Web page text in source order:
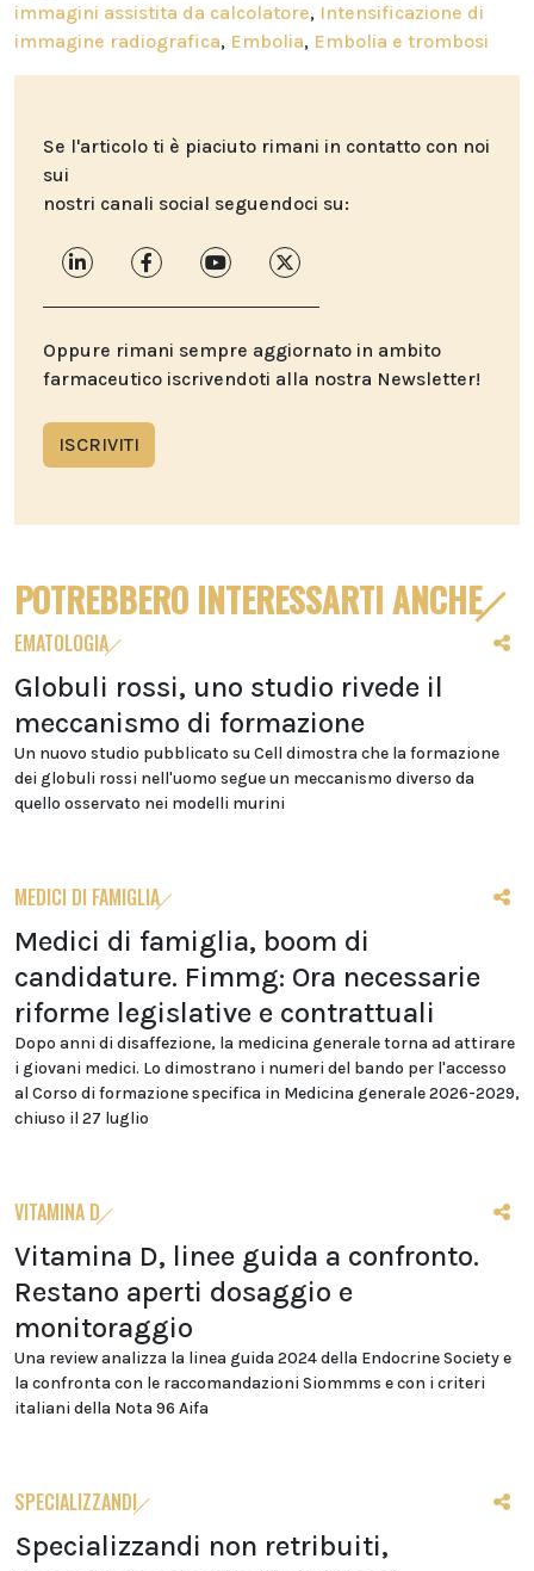
immagini assistita da calcolatore, Intensificazione di
immagine radiografica, Embolia, Embolia e trombosi
Se l'articolo ti è piaciuto rimani in contatto con noi
sui
nostri canali social seguendoci su:
Oppure rimani sempre aggiornato in ambito
farmaceutico iscrivendoti alla nostra Newsletter!
ISCRIVITI
POTREBBERO INTERESSARTI ANCHE
EMATOLOGIA
Globuli rossi, uno studio rivede il
meccanismo di formazione
Un nuovo studio pubblicato su Cell dimostra che la formazione
dei globuli rossi nell'uomo segue un meccanismo diverso da
quello osservato nei modelli murini
MEDICI DI FAMIGLIA
Medici di famiglia, boom di
candidature. Fimmg: Ora necessarie
riforme legislative e contrattuali
Dopo anni di disaffezione, la medicina generale torna ad attirare
i giovani medici. Lo dimostrano i numeri del bando per l'accesso
al Corso di formazione specifica in Medicina generale 2026-2029,
chiuso il 27 luglio
VITAMINA D
Vitamina D, linee guida a confronto.
Restano aperti dosaggio e
monitoraggio
Una review analizza la linea guida 2024 della Endocrine Society e
la confronta con le raccomandazioni Siommms e con i criteri
italiani della Nota 96 Aifa
SPECIALIZZANDI
Specializzandi non retribuiti,